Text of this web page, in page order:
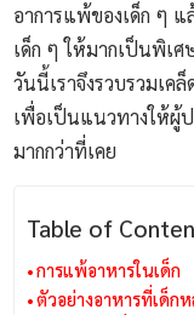
อาการแพ้ของเด็ก ๆ แ
เด็ก ๆ ให้มากเป็นพิเศ
วันนี้เราจึงรวบรวมเค
เพื่อเป็นแนวทางให้ผู้ป
มากกว่าที่เคย
Table of
การแพ้อาหารในเด็ก
ตัวอย่างอาหารที่เด็ก